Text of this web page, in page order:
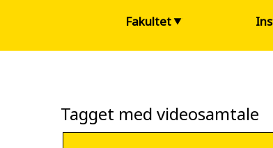
Fakultet
Tagget med videosamtale